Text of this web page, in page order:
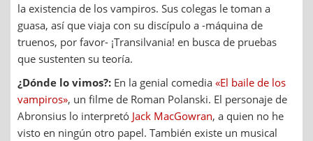
la existencia de los vampiros. Sus colegas le toman a
guasa, así que viaja con su discípulo a -máquina de
truenos, por favor- ¡Transilvania! en busca de pruebas
que sustenten su teoría.
¿Dónde lo vimos?: En la genial comedia «El baile de los
vampiros», un filme de Roman Polanski. El personaje de
Abronsius lo interpretó Jack MacGowran, a quien no he
visto en ningún otro papel. También existe un musical